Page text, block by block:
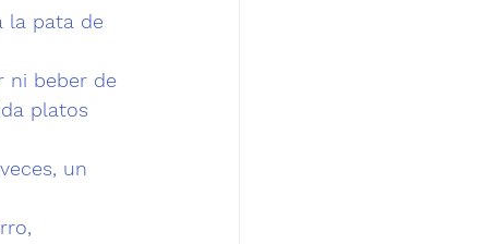
la pata de
ni beber de
platos
un